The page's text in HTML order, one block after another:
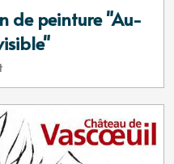
de peinture "Au-